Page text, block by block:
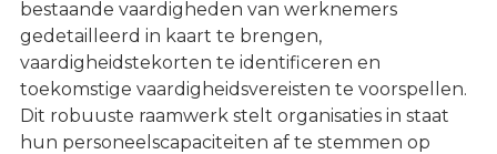
bestaande vaardigheden van werknemers
gedetailleerd in kaart te brengen,
vaardigheidstekorten te identificeren en
toekomstige vaardigheidsvereisten te voorspellen.
Dit robuuste raamwerk stelt organisaties in staat
hun personeelscapaciteiten af te stemmen op